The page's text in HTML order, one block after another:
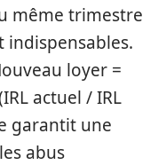
même trimestre
indispensables.
loyer =
actuel / IRL
garantit une
abus